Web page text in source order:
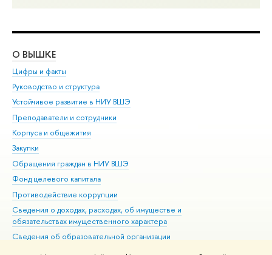
О ВЫШКЕ
Цифры и факты
Руководство и структура
Устойчивое развитие в НИУ ВШЭ
Преподаватели и сотрудники
Корпуса и общежития
Закупки
Обращения граждан в НИУ ВШЭ
Фонд целевого капитала
Противодействие коррупции
Сведения о доходах, расходах, об имуществе и
обязательствах имущественного характера
Сведения об образовательной организации
Людям с ограниченными возможностями здоровья